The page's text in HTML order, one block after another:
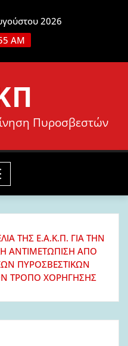
2026
AM
Πυροσβεστών
ΤΗΣ Ε.Α.Κ.Π. ΓΙΑ ΤΗΝ
ΑΝΤΙΜΕΤΩΠΙΣΗ ΑΠΟ
ΠΥΡΟΣΒΕΣΤΙΚΩΝ
ΤΡΟΠΟ ΧΟΡΗΓΗΣΗΣ